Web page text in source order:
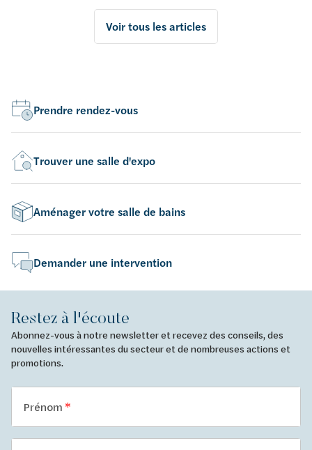
Voir tous les articles
Prendre rendez-vous
Trouver une salle d'expo
Aménager votre salle de bains
Demander une intervention
Restez à l'écoute
Abonnez-vous à notre newsletter et recevez des conseils, des
nouvelles intéressantes du secteur et de nombreuses actions et
promotions.
Prénom